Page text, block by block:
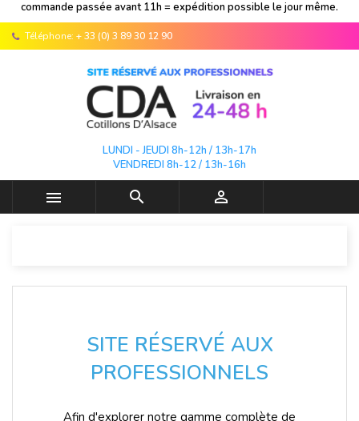
commande passée avant 11h = expédition possible le jour même.
Téléphone: + 33 (0) 3 89 30 12 90
LUNDI - JEUDI 8h-12h / 13h-17h
VENDREDI 8h-12 / 13h-16h
  
SITE RÉSERVÉ AUX
PROFESSIONNELS
Afin d'explorer notre gamme complète de